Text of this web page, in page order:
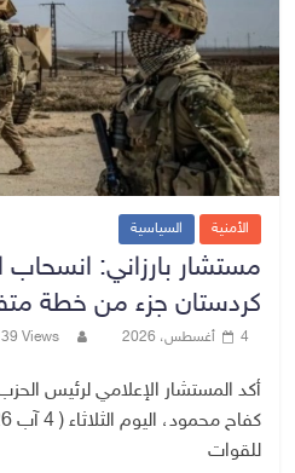
الأمنية السياسية
مستشار بارزاني: انسحاب
كردستان جزء من خطة
4 أغسطس، 2026 Views
أكد المستشار الإعلامي لرئيس
للقوات